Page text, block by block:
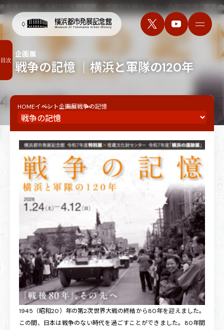
戦争の記憶 ｜横浜と軍隊の120年
企画展
HOMEイベント企画展戦争の記憶
1945（昭和20）年の第2次世界大戦の終結から80年を迎えました。
この間、日本は戦争のない時代を過ごすことができました。80年間
目次